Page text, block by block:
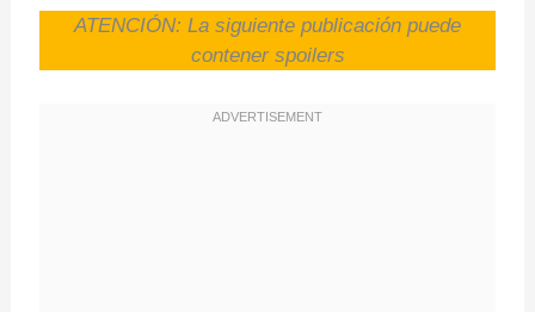
ATENCIÓN: La siguiente publicación puede
contener spoilers